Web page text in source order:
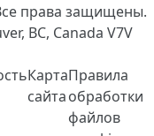
права защищены.
BC, Canada V7V
Карта
сайта
Правила
обработки
файлов